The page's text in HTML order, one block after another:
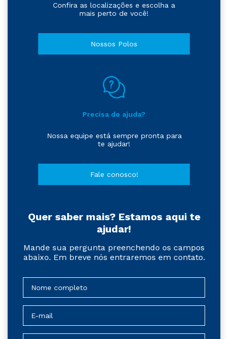
Confira as localizações e escolha a
mais perto de você!
Nossos Polos
Precisa de ajuda?
Nossa equipe está sempre pronta para
te ajudar!
Fale conosco!
Quer saber mais? Estamos aqui te
ajudar!
Mande sua pergunta preenchendo os campos
abaixo. Em breve nós entraremos em contato.